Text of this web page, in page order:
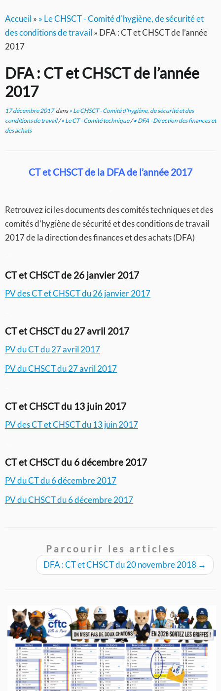
Accueil » » Le CHSCT - Comité d'hygiène, de sécurité et
des conditions de travail » DFA : CT et CHSCT de l’année
2017
DFA : CT et CHSCT de l’année
2017
17 décembre 2017dans» Le CHSCT - Comité d'hygiène, de sécurité et des
conditions de travail/» Le CT - Comité technique/• DFA - Direction des finances et
des achats
CT et CHSCT de la DFA de l’année 2017
Retrouvez ici les documents des comités techniques et des
comités d’hygiène de sécurité et des conditions de travail
2017 de la direction des finances et des achats (DFA)
CT et CHSCT de 26 janvier 2017
PV des CT et CHSCT du 26 janvier 2017
CT et CHSCT du 27 avril 2017
PV du CT du 27 avril 2017
PV du CHSCT du 27 avril 2017
CT et CHSCT du 13 juin 2017
PV des CT et CHSCT du 13 juin 2017
CT et CHSCT du 6 décembre 2017
PV du CT du 6 décembre 2017
PV du CHSCT du 6 décembre 2017
Parcourir les articles
DFA : CT et CHSCT du 20 novembre 2018 →